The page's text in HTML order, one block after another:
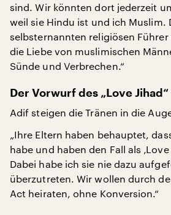
sind. Wir könnten dort jederzeit
weil sie Hindu ist und ich Muslim.
selbsternannten religiösen Führer
die Liebe von muslimischen
Sünde und Verbrechen.“
Der Vorwurf des „Love Jihad“
Adif steigen die Tränen in die
„Ihre Eltern haben behauptet,
habe und haben den Fall als
Dabei habe ich sie nie dazu
überzutreten. Wir wollen durch
Act heiraten, ohne Konversion.“